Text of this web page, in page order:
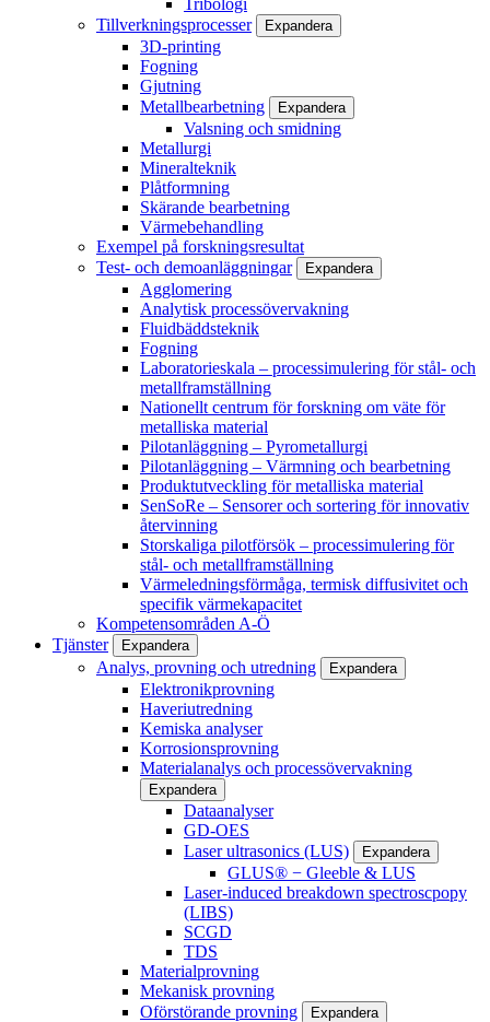
Tillverkningsprocesser
Expandera
3D-printing
Fogning
Gjutning
Metallbearbetning
Expandera
Valsning och smidning
Metallurgi
Mineralteknik
Plåtformning
Skärande bearbetning
Värmebehandling
Exempel på forskningsresultat
Test- och demoanläggningar
Expandera
Agglomering
Analytisk processövervakning
Fluidbäddsteknik
Fogning
Laboratorieskala – processimulering för stål- och
metallframställning
Nationellt centrum för forskning om väte för
metalliska material
Pilotanläggning – Pyrometallurgi
Pilotanläggning – Värmning och bearbetning
Produktutveckling för metalliska material
SenSoRe – Sensorer och sortering för innovativ
återvinning
Storskaliga pilotförsök – processimulering för
stål- och metallframställning
Värmeledningsförmåga, termisk diffusivitet och
specifik värmekapacitet
Kompetensområden A-Ö
Tjänster
Expandera
Analys, provning och utredning Expandera
Elektronikprovning
Haveriutredning
Kemiska analyser
Korrosionsprovning
Materialanalys och processövervakning
Expandera
Dataanalyser
GD-OES
Laser ultrasonics (LUS)
Expandera
GLUS® − Gleeble & LUS
Laser-induced breakdown spectroscpopy
(LIBS)
SCGD
TDS
Materialprovning
Mekanisk provning
Oförstörande provning
Expandera